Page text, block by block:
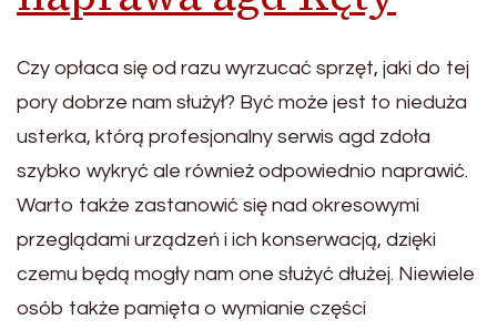
Czy opłaca się od razu wyrzucać sprzęt, jaki do tej
pory dobrze nam służył? Być może jest to nieduża
usterka, którą profesjonalny serwis agd zdoła
szybko wykryć ale również odpowiednio naprawić.
Warto także zastanowić się nad okresowymi
przeglądami urządzeń i ich konserwacją, dzięki
czemu będą mogły nam one służyć dłużej. Niewiele
osób także pamięta o wymianie części